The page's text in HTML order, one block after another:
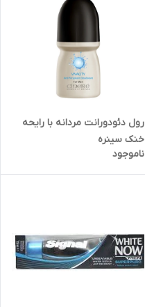
رول دئودورانت مردانه با رایحه
خنک سینره
ناموجود